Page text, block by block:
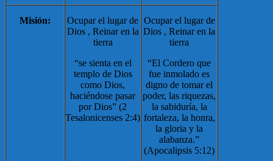
Misión:
Ocupar el lugar de
Dios , Reinar en la
tierra
“se sienta en el
templo de Dios
como Dios,
haciéndose pasar
por Dios” (2
Tesalonicenses 2:4)
Ocupar el lugar de
Dios , Reinar en la
tierra
“El Cordero que
fue inmolado es
digno de tomar el
poder, las riquezas,
la sabiduría, la
fortaleza, la honra,
la gloria y la
alabanza.”
(Apocalipsis 5:12)